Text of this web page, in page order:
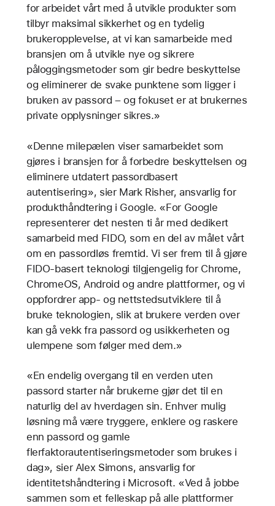
for arbeidet vårt med å utvikle produkter som
tilbyr maksimal sikkerhet og en tydelig
brukeropplevelse, at vi kan samarbeide med
bransjen om å utvikle nye og sikrere
påloggingsmetoder som gir bedre beskyttelse
og eliminerer de svake punktene som ligger i
bruken av passord – og fokuset er at brukernes
private opplysninger sikres.»
«Denne milepælen viser samarbeidet som
gjøres i bransjen for å forbedre beskyttelsen og
eliminere utdatert passordbasert
autentisering», sier Mark Risher, ansvarlig for
produkthåndtering i Google. «For Google
representerer det nesten ti år med dedikert
samarbeid med FIDO, som en del av målet vårt
om en passordløs fremtid. Vi ser frem til å gjøre
FIDO-basert teknologi tilgjengelig for Chrome,
ChromeOS, Android og andre plattformer, og vi
oppfordrer app- og nettstedsutviklere til å
bruke teknologien, slik at brukere verden over
kan gå vekk fra passord og usikkerheten og
ulempene som følger med dem.»
«En endelig overgang til en verden uten
passord starter når brukerne gjør det til en
naturlig del av hverdagen sin. Enhver mulig
løsning må være tryggere, enklere og raskere
enn passord og gamle
flerfaktorautentiseringsmetoder som brukes i
dag», sier Alex Simons, ansvarlig for
identitetshåndtering i Microsoft. «Ved å jobbe
sammen som et felleskap på alle plattformer